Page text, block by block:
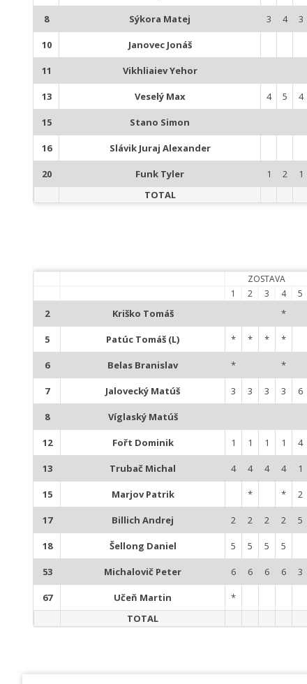
8 Sýkora Matej 3 4 3
10 Janovec Jonáš
11 Vikhliaiev Yehor
13 Veselý Max 4 5 4
15 Stano Simon
16 Slávik Juraj Alexander
20 Funk Tyler 1 2 1
TOTAL
ZOSTAVA
1
2 3 4 5
2 Kriško Tomáš *
5 Patúc Tomáš (L) * * * *
6 Belas Branislav * *
7 Jalovecký Matúš 3 3 3 3 6
8 Víglaský Matúš
12 Fořt Dominik 1 1 1 1 4
13 Trubač Michal 4 4 4 4 1
15 Marjov Patrik * * 2
17 Billich Andrej 2 2 2 2 5
18 Šellong Daniel 5 5 5 5
53 Michalovič Peter 6 6 6 6 3
67 Učeň Martin *
TOTAL